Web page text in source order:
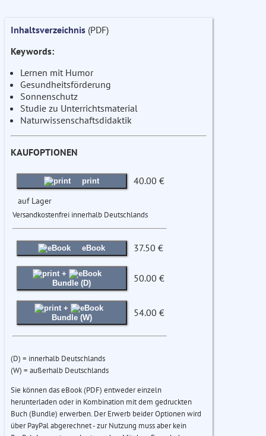
Inhaltsverzeichnis (PDF)
Keywords:
Lernen mit Humor
Gesundheitsförderung
Sonnenschutz
Studie zu Unterrichtsmaterial
Naturwissenschaftsdidaktik
KAUFOPTIONEN
print 40.00 €
auf Lager
Versandkostenfrei innerhalb Deutschlands
eBook 37.50 €
+
Bundle (D)
50.00 €
+
Bundle (W)
54.00 €
(D) = innerhalb Deutschlands
(W) = außerhalb Deutschlands
Sie können das eBook (PDF) entweder einzeln
herunterladen oder in Kombination mit dem gedruckten
Buch (Bundle) erwerben. Der Erwerb beider Optionen wird
über PayPal abgerechnet - zur Nutzung muss aber kein